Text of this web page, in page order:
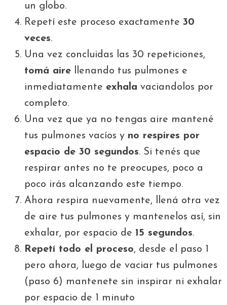
un globo.
Repetí este proceso exactamente 30
veces.
Una vez concluidas las 30 repeticiones,
tomá aire llenando tus pulmones e
inmediatamente exhala vaciandolos por
completo.
Una vez que ya no tengas aire mantené
tus pulmones vacíos y no respires por
espacio de 30 segundos. Si tenés que
respirar antes no te preocupes, poco a
poco irás alcanzando este tiempo.
Ahora respira nuevamente, llená otra vez
de aire tus pulmones y mantenelos así, sin
exhalar, por espacio de 15 segundos.
Repetí todo el proceso, desde el paso 1
pero ahora, luego de vaciar tus pulmones
(paso 6) mantenete sin inspirar ni exhalar
por espacio de 1 minuto